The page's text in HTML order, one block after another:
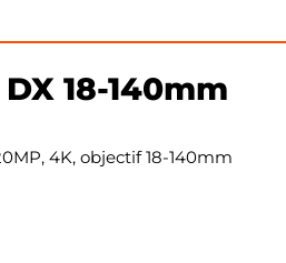
18-140mm
4K, objectif 18-140mm